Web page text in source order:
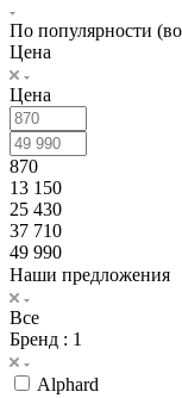
По популярности
Цена
Цена
870
13 150
25 430
37 710
49 990
Наши предложения
Все
Бренд : 1
Alphard